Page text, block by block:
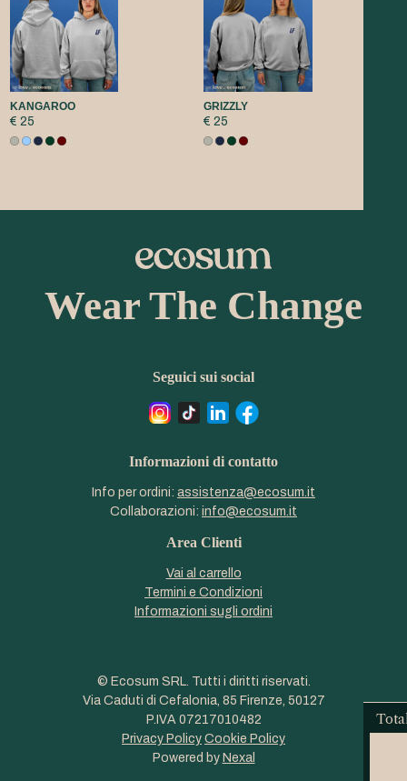
KANGAROO
€ 25
GRIZZLY
€ 25
Wear The Change
Seguici sui social
Informazioni di contatto
Info per ordini: assistenza@ecosum.it
Collaborazioni: info@ecosum.it
Area Clienti
Vai al carrello
Termini e Condizioni
Informazioni sugli ordini
© Ecosum SRL. Tutti i diritti riservati.
Via Caduti di Cefalonia, 85 Firenze, 50127
P.IVA 07217010482
Privacy Policy Cookie Policy
Powered by Nexal